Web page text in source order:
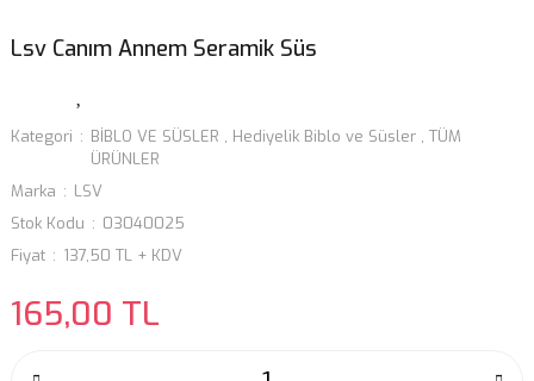
Lsv Canım Annem Seramik Süs
Kategori BİBLO VE SÜSLER , Hediyelik Biblo ve Süsler , TÜM
ÜRÜNLER
Marka
LSV
Stok Kodu
03040025
Fiyat
137,50 TL + KDV
165,00 TL